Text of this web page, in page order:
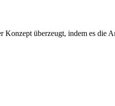
überzeugt, indem es die